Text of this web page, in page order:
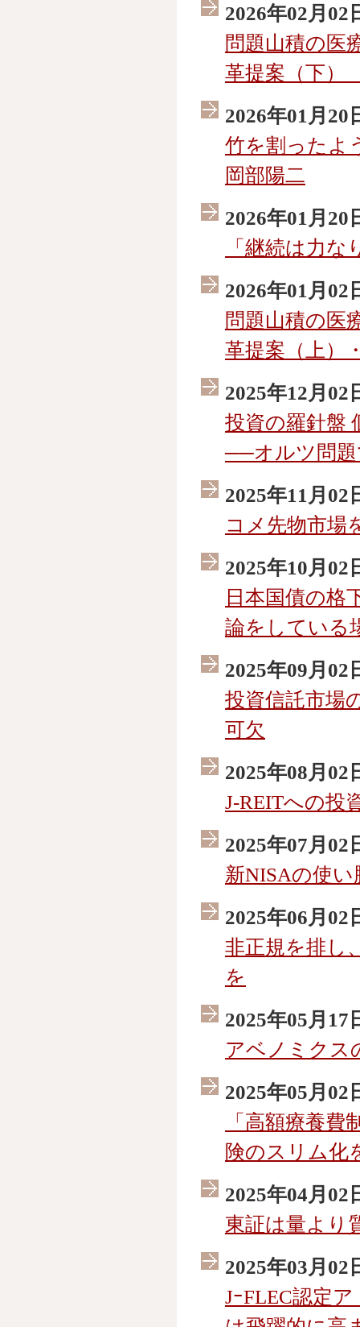
2026年02月02
問題山積の医
革提案（下）
2026年01月20
竹を割ったよ
岡部陽二
2026年01月20
「継続は力
2026年01月02
問題山積の
革提案（上）
2025年12月02
投資の羅針盤
──オルツ問題
2025年11月02
コメ先物市場
2025年10月02
日本国債の格
論をしている
2025年09月02
投資信託市場
可欠
2025年08月02
J-REITへの投
2025年07月02
新NISAの使
2025年06月02
非正規を排し
を
2025年05月17
アベノミクス
2025年05月02
「高額療養
険のスリム化
2025年04月02
東証は量より
2025年03月02
JｰFLEC認定